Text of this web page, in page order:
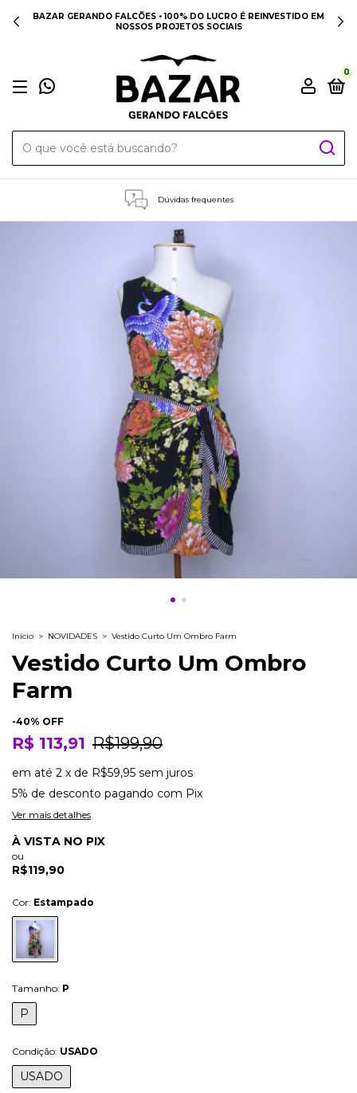
BAZAR GERANDO FALCÕES • 100% DO LUCRO É REINVESTIDO EM
NOSSOS PROJETOS SOCIAIS
0
Dúvidas frequentes
Início > NOVIDADES > Vestido Curto Um Ombro Farm
Vestido Curto Um Ombro
Farm
-40% OFF
R$ 113,91 R$199,90
em até 2 x de R$59,95 sem juros
5% de desconto pagando com Pix
Ver mais detalhes
À VISTA NO PIX
ou
R$119,90
Cor: Estampado
Tamanho: P
P
Condição: USADO
USADO